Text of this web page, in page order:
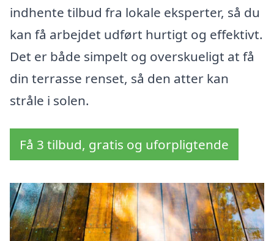
indhente tilbud fra lokale eksperter, så du
kan få arbejdet udført hurtigt og effektivt.
Det er både simpelt og overskueligt at få
din terrasse renset, så den atter kan
stråle i solen.
Få 3 tilbud, gratis og uforpligtende